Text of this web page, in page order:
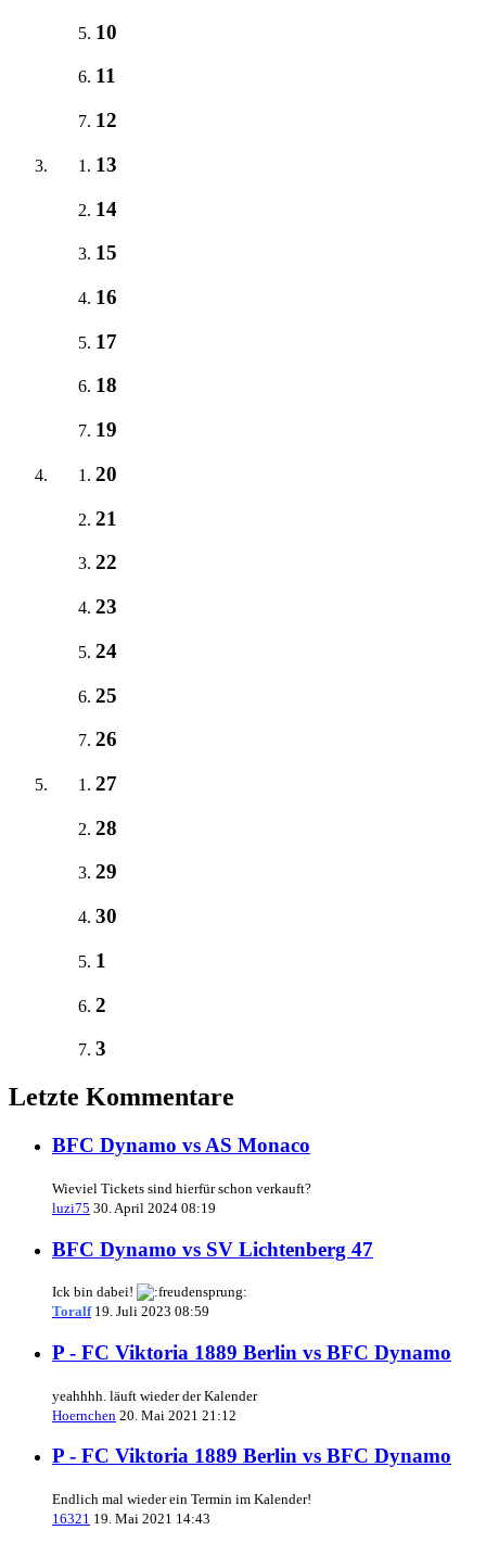
10
11
12
13
14
15
16
17
18
19
20
21
22
23
24
25
26
27
28
29
30
1
2
3
Letzte Kommentare
BFC Dynamo vs AS Monaco
Wieviel Tickets sind hierfür schon verkauft?
luzi75 30. April 2024 08:19
BFC Dynamo vs SV Lichtenberg 47
Ick bin dabei!
Toralf 19. Juli 2023 08:59
P - FC Viktoria 1889 Berlin vs BFC Dynamo
yeahhhh. läuft wieder der Kalender
Hoernchen 20. Mai 2021 21:12
P - FC Viktoria 1889 Berlin vs BFC Dynamo
Endlich mal wieder ein Termin im Kalender!
16321 19. Mai 2021 14:43